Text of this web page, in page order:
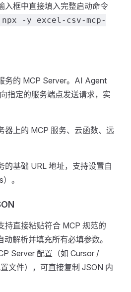
入框中直接填入完整启动命令
npx -y excel-csv-mcp-
务的 MCP Server。AI Agent
指定的服务端点发送请求，实
器上的 MCP 服务、云函数、远
的基础 URL 地址，支持设置自
。
持直接粘贴符合 MCP 规范的
解析并填充所有必填参数。
Server 配置（如 Cursor /
文件），可直接复制 JSON 内